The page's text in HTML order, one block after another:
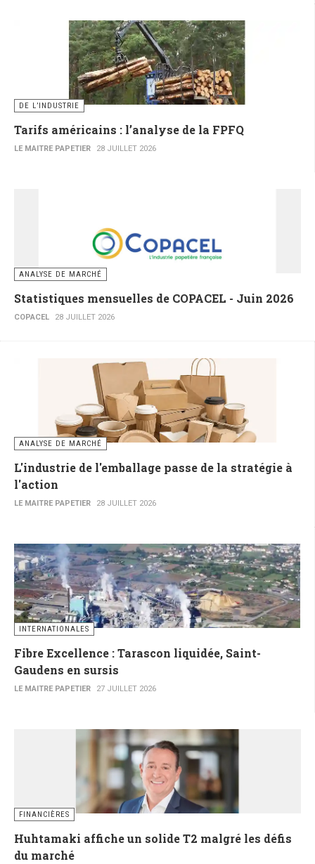
DE L’INDUSTRIE
Tarifs américains : l’analyse de la FPFQ
LE MAITRE PAPETIER 28 JUILLET 2026
ANALYSE DE MARCHÉ
Statistiques mensuelles de COPACEL - Juin 2026
COPACEL 28 JUILLET 2026
ANALYSE DE MARCHÉ
L'industrie de l'emballage passe de la stratégie à
l'action
LE MAITRE PAPETIER 28 JUILLET 2026
INTERNATIONALES
Fibre Excellence : Tarascon liquidée, Saint-
Gaudens en sursis
LE MAITRE PAPETIER 27 JUILLET 2026
FINANCIÈRES
Huhtamaki affiche un solide T2 malgré les défis
du marché